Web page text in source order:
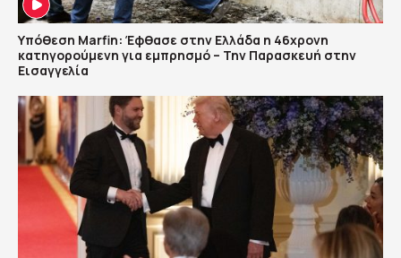
Υπόθεση Marfin: Έφθασε στην Ελλάδα η 46χρονη
κατηγορούμενη για εμπρησμό – Την Παρασκευή στην
Εισαγγελία